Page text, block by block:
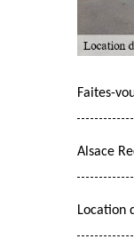
Faites-
Alsace
Location